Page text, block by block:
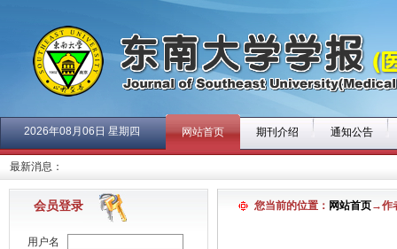
2026年08月06日 星期四 网站首页 期刊介绍 通知公告
最新消息：
会员登录
用户名
您当前的位置： 网站首页→作